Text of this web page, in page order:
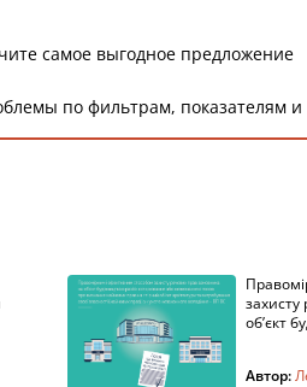
самое выгодное предложение
по фильтрам, показателям и
об’єкт
Автор: